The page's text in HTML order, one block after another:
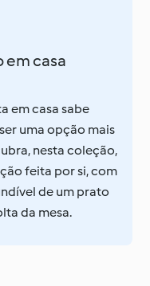
em casa
em casa sabe
uma opção mais
nesta coleção,
feita por si, com
de um prato
da mesa.